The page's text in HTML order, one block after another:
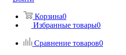
Корзина0
Избранные товары0
Сравнение товаров0